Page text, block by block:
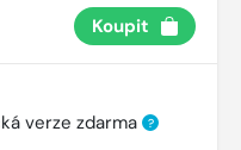
Koupit
verze zdarma ?